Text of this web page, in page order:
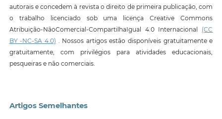
autorais e concedem à revista o direito de primeira publicação, com
o trabalho licenciado sob uma licença Creative Commons
Atribuição-NãoComercial-CompartilhaIgual 4.0 Internacional (CC
BY -NC-SA 4.0) . Nossos artigos estão disponíveis gratuitamente e
gratuitamente, com privilégios para atividades educacionais,
pesqueiras e não comerciais.
Artigos Semelhantes